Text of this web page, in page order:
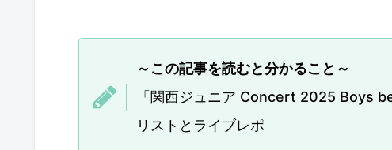
～この記事を読むと分かること～
「関西ジュニア Concert 2025 Boys
リストとライブレポ